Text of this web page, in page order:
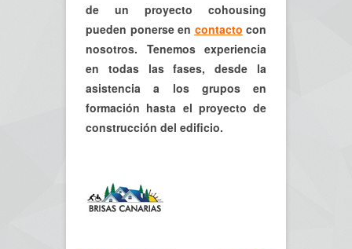
de un proyecto cohousing
pueden ponerse en contacto con
nosotros. Tenemos experiencia
en todas las fases, desde la
asistencia a los grupos en
formación hasta el proyecto de
construcción del edificio.